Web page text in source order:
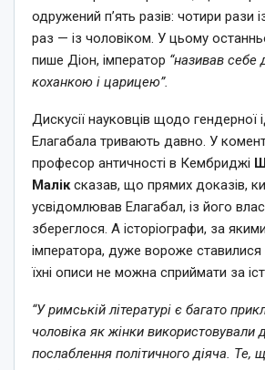
одружений п’ять разів: чотири рази
раз — із чоловіком. У цьому
пише Діон, імператор “називав
коханкою і царицею”.
Дискусії науковців щодо гендерної
Елагабала тривають давно. У
професор античності в Кембриджі
Маліксказав, що прямих доказів,
усвідомлював Елагабал, із його
збереглося. А історіографи, за
імператора, дуже вороже
їхні описи не можна сприймати за
“У римській літературі є багато
чоловіка як жінки використовували
послаблення політичного діяча. Те,